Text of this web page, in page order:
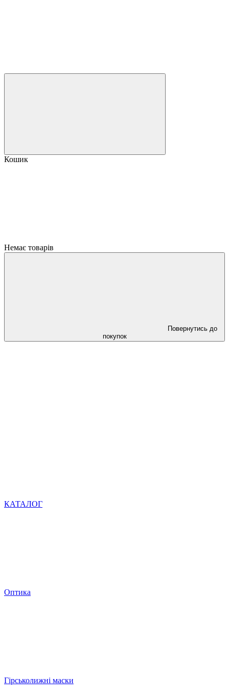
Кошик
Немає товарів
Повернутись до
покупок
КАТАЛОГ
Оптика
Гірськолижні маски